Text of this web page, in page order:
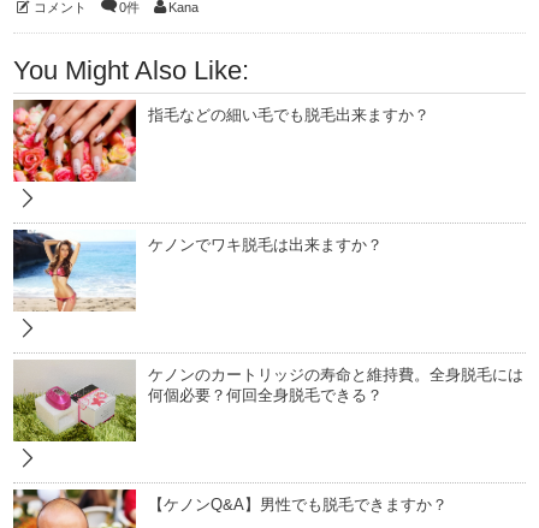
コメント 0件 Kana
You Might Also Like:
指毛などの細い毛でも脱毛出来ますか？
ケノンでワキ脱毛は出来ますか？
ケノンのカートリッジの寿命と維持費。全身脱毛には
何個必要？何回全身脱毛できる？
【ケノンQ&A】男性でも脱毛できますか？